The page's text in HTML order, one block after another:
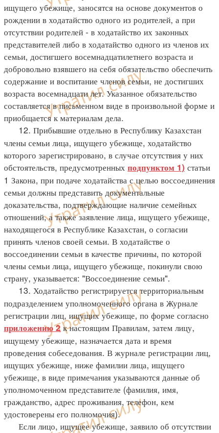
ищущего убежище, заносятся на основе документов о
рождении в ходатайство одного из родителей, а при
отсутствии родителей - в ходатайство их законных
представителей либо в ходатайство одного из членов их
семьи, достигшего восемнадцатилетнего возраста и
добровольно взявшего на себя обязательство обеспечить
содержание и воспитание членов семьи, не достигших
возраста восемнадцати лет. Указанное обязательство
составляется в письменном виде в произвольной форме и
приобщается к материалам дела.
12. Прибывшие отдельно в Республику Казахстан
члены семьи лица, ищущего убежище, ходатайство
которого зарегистрировано, в случае отсутствия у них
обстоятельств, предусмотренных подпунктом 1) статьи
1 Закона, при подаче ходатайства с целью воссоединения
семьи должны представить документальные
доказательства, подтверждающие наличие семейных
отношений, а также заявление лица, ищущего убежище,
находящегося в Республике Казахстан, о согласии
принять членов своей семьи. В ходатайстве о
воссоединении семьи в качестве причины, по которой
члены семьи лица, ищущего убежище, покинули свою
страну, указывается: "Воссоединение семьи".
13. Ходатайство регистрируется территориальным
подразделением уполномоченного органа в Журнале
регистрации лиц, ищущих убежище, по форме согласно
приложению 2к настоящим Правилам, затем лицу,
ищущему убежище, назначается дата и время
проведения собеседования. В журнале регистрации лиц,
ищущих убежище, ниже фамилии лица, ищущего
убежище, в виде примечания указываются данные об
уполномоченном представителе (фамилия, имя,
гражданство, адрес проживания, телефон, кем
удостоверены его полномочия).
Если лицо, ищущее убежище, заявило об отсутствии